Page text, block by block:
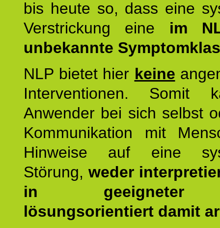
bis heute so, dass eine
Verstrickung eine im
unbekannte
NLP bietet hier keine
Interventionen. Somit
Anwender bei sich selbst
Kommunikation mit
Hinweise auf eine
Störung, weder
in geeigneter
lösungsorientiert damit